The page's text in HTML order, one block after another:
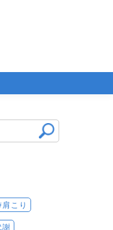
肩こり
謝